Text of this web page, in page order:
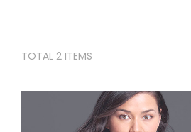
TOTAL 2 ITEMS